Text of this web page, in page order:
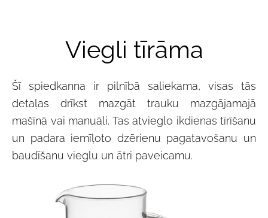
Viegli tīrāma
Šī spiedkanna ir pilnībā saliekama, visas tās
detaļas drīkst mazgāt trauku mazgājamajā
mašīnā vai manuāli. Tas atvieglo ikdienas tīrīšanu
un padara iemīļoto dzērienu pagatavošanu un
baudīšanu vieglu un ātri paveicamu.